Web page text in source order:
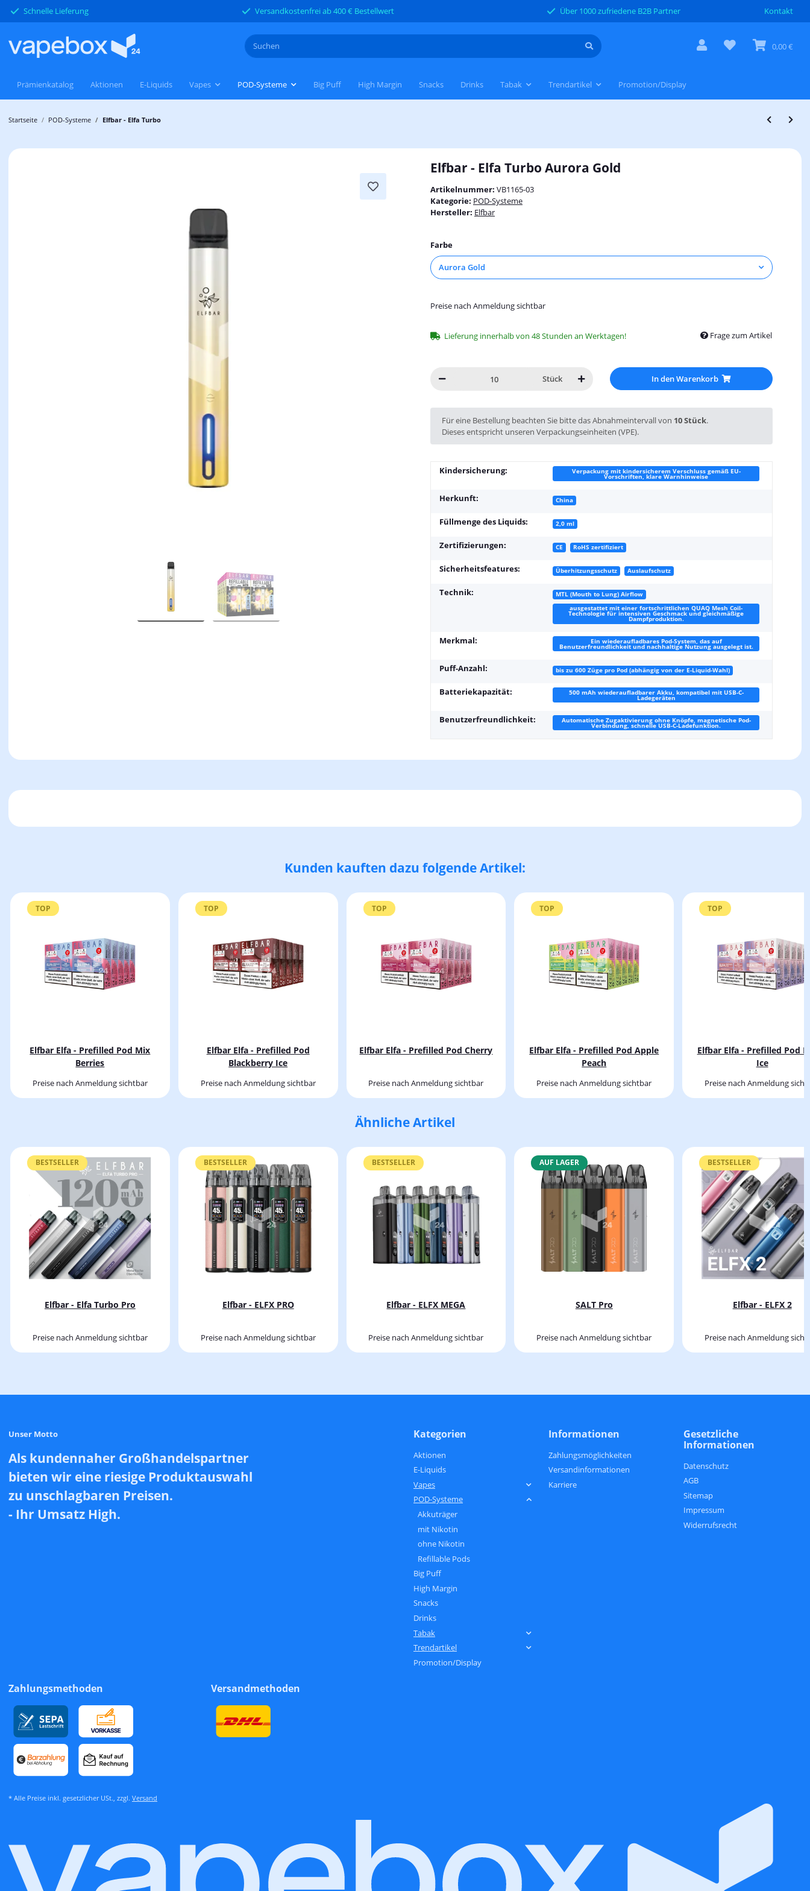
Kontakt
Schnelle Lieferung Versandkostenfrei ab 400 € Bestellwert Über 1000 zufriedene B2B Partner
0,00 €
Aktionen E-Liquids Vapes POD-Systeme Big Puff High Margin Snacks Drinks Tabak Trendartikel Promotion/Display
Prämienkatalog
Startseite POD-Systeme Elfbar - Elfa Turbo
Elfbar - Elfa Turbo Aurora Gold
Artikelnummer: VB1165-03
Kategorie: POD-Systeme
Hersteller: Elfbar
Farbe
Aurora Gold
Preise nach Anmeldung sichtbar
Lieferung innerhalb von 48 Stunden an Werktagen! Frage zum Artikel
Stück In den Warenkorb
x
Für eine Bestellung beachten Sie bitte das Abnahmeintervall von 10 Stück.
Dieses entspricht unseren Verpackungseinheiten (VPE).
Kindersicherung: Verpackung mit kindersicherem Verschluss gemäß EU-
Vorschriften, klare Warnhinweise
Herkunft: China
Füllmenge des Liquids: 2,0 ml
Zertifizierungen: CE RoHS zertifiziert
Sicherheitsfeatures: Überhitzungsschutz Auslaufschutz
Technik:
MTL (Mouth to Lung) Airflow
ausgestattet mit einer fortschrittlichen QUAQ Mesh Coil-
Technologie für intensiven Geschmack und gleichmäßige
Dampfproduktion.
Merkmal: Ein wiederaufladbares Pod-System, das auf
Benutzerfreundlichkeit und nachhaltige Nutzung ausgelegt ist.
Puff-Anzahl: bis zu 600 Züge pro Pod (abhängig von der E-Liquid-Wahl)
Batteriekapazität: 500 mAh wiederaufladbarer Akku, kompatibel mit USB-C-
Ladegeräten
Benutzerfreundlichkeit: Automatische Zugaktivierung ohne Knöpfe, magnetische Pod-
Verbindung, schnelle USB-C-Ladefunktion.
Kunden kauften dazu folgende Artikel:
TOP
Elfbar Elfa - Prefilled Pod Mix
Berries
Preise nach Anmeldung sichtbar
TOP
Elfbar Elfa - Prefilled Pod
Blackberry Ice
Preise nach Anmeldung sichtbar
TOP
Elfbar Elfa - Prefilled Pod Cherry
Preise nach Anmeldung sichtbar
TOP
Elfbar Elfa - Prefilled Pod Apple
Peach
Preise nach Anmeldung sichtbar
TOP
Elfbar Elfa - Prefilled Pod
Ice
Preise nach Anmeldung
Ähnliche Artikel
BESTSELLER
Elfbar - Elfa Turbo Pro
Preise nach Anmeldung sichtbar
BESTSELLER
Elfbar - ELFX PRO
Preise nach Anmeldung sichtbar
BESTSELLER
Elfbar - ELFX MEGA
Preise nach Anmeldung sichtbar
AUF LAGER
SALT Pro
Preise nach Anmeldung sichtbar
BESTSELLER
Elfbar - ELFX 2
Preise nach Anmeldung
Unser Motto
Als kundennaher Großhandelspartner
bieten wir eine riesige Produktauswahl
zu unschlagbaren Preisen.
- Ihr Umsatz High.
Kategorien
Aktionen
E-Liquids
Vapes
POD-Systeme
Akkuträger
mit Nikotin
ohne Nikotin
Refillable Pods
Big Puff
High Margin
Snacks
Drinks
Tabak
Trendartikel
Promotion/Display
Informationen
Zahlungsmöglichkeiten
Versandinformationen
Karriere
Gesetzliche
Informationen
Datenschutz
AGB
Sitemap
Impressum
Widerrufsrecht
Zahlungsmethoden Versandmethoden
* Alle Preise inkl. gesetzlicher USt., zzgl. Versand